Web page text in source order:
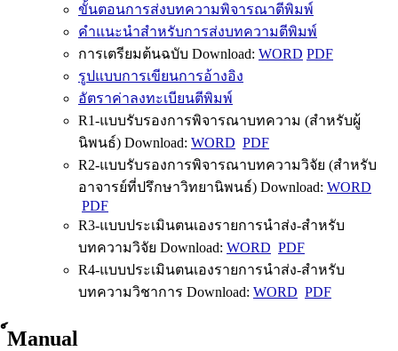
ขั้นตอนการส่งบทความพิจารณาตีพิมพ์
คำแนะนำสำหรับการส่งบทความตีพิมพ์
การเตรียมต้นฉบับ Download: WORD PDF
รูปแบบการเขียนการอ้างอิง
อัตราค่าลงทะเบียนตีพิมพ์
R1-แบบรับรองการพิจารณาบทความ (สำหรับผู้
นิพนธ์) Download: WORD PDF
R2-แบบรับรองการพิจารณาบทความวิจัย (สำหรับ
อาจารย์ที่ปรึกษาวิทยานิพนธ์) Download: WORD
PDF
R3-แบบประเมินตนเองรายการนำส่ง-สำหรับ
บทความวิจัย Download: WORD PDF
R4-แบบประเมินตนเองรายการนำส่ง-สำหรับ
บทความวิชาการ Download: WORD PDF
์Manual